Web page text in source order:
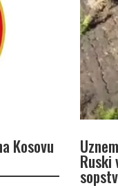
Kosovu
Ruski